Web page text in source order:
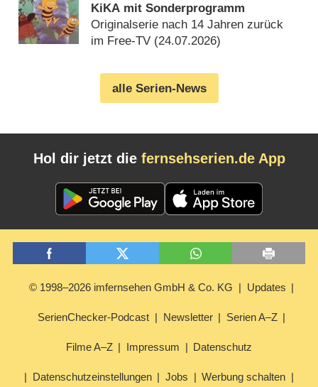
KiKA mit Sonderprogramm
Originalserie nach 14 Jahren zurück
im Free-TV (24.07.2026)
alle Serien-News
Hol dir jetzt die fernsehserien.de App
© 1998–2026 imfernsehen GmbH & Co. KG Updates
SerienChecker-Podcast Newsletter Serien A–Z
Filme A–Z Impressum Datenschutz
Datenschutzeinstellungen Jobs Werbung schalten